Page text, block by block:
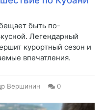
быть по-
Легендарный
курортный сезон и
впечатления.
Вершинин 0